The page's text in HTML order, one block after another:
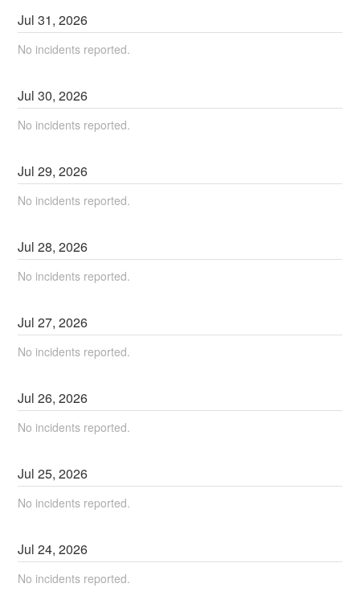
Jul31,2026
No incidents reported.
Jul30,2026
No incidents reported.
Jul29,2026
No incidents reported.
Jul28,2026
No incidents reported.
Jul27,2026
No incidents reported.
Jul26,2026
No incidents reported.
Jul25,2026
No incidents reported.
Jul24,2026
No incidents reported.